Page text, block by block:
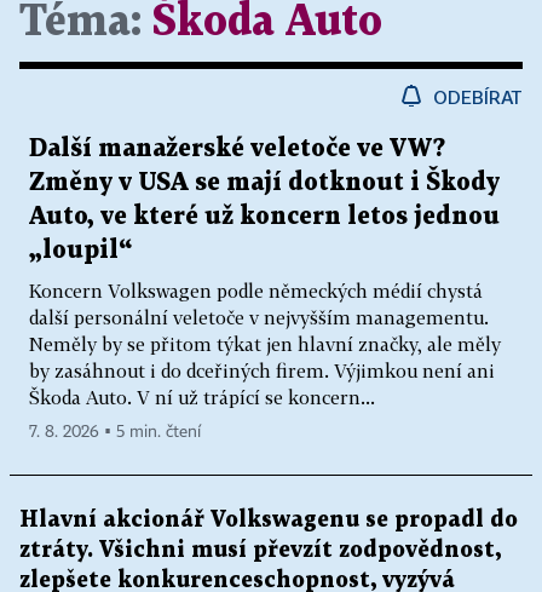
Téma: Škoda Auto
ODEBÍRAT
Další manažerské veletoče ve VW?
Změny v USA se mají dotknout i Škody
Auto, ve které už koncern letos jednou
„loupil“
Koncern Volkswagen podle německých médií chystá
další personální veletoče v nejvyšším managementu.
Neměly by se přitom týkat jen hlavní značky, ale měly
by zasáhnout i do dceřiných firem. Výjimkou není ani
Škoda Auto. V ní už trápící se koncern...
7. 8. 2026 ▪ 5 min. čtení
Hlavní akcionář Volkswagenu se propadl do
ztráty. Všichni musí převzít zodpovědnost,
zlepšete konkurenceschopnost, vyzývá